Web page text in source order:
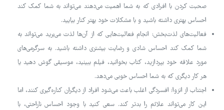
صحبت کردن با افرادی که به شما اهمیت می‌دهند می‌تواند به شما کمک کند
احساس بهتری داشته باشید و با مشکلات خود بهتر کنار بیایید.
فعالیت‌های لذت‌بخش: انجام فعالیت‌هایی که از آن‌ها لذت می‌برید می‌تواند به
شما کمک کند احساس شادی و رضایت بیشتری داشته باشید. به سرگرمی‌های
مورد علاقه خود بپردازید، کتاب بخوانید، فیلم ببینید، موسیقی گوش دهید یا
هر کار دیگری که به شما احساس خوبی می‌دهد.
اجتناب از انزوا: افسردگی اغلب باعث می‌شود افراد از دیگران کناره‌گیری کنند، اما
این کار می‌تواند علائم را بدتر کند. سعی کنید با وجود احساس ناراحتی، با